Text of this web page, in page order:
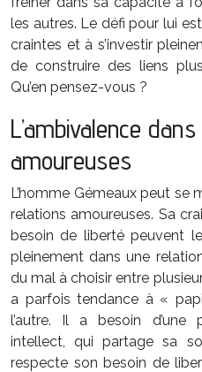
les autres. Le défi pour lui
craintes et à s’investir
de construire des liens
Qu’en pensez-vous ?
L’ambivalence
amoureuses
L’homme Gémeaux peut se
relations amoureuses. Sa
besoin de liberté peuvent
pleinement dans une
du mal à choisir entre
a parfois tendance à «
l’autre. Il a besoin d’une
intellect, qui partage sa
respecte son besoin de